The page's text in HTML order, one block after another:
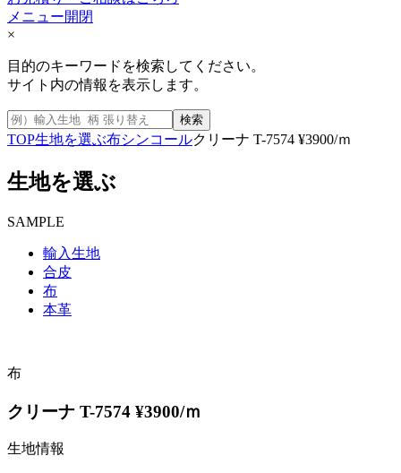
メニュー開閉
×
目的のキーワードを検索してください。
サイト内の情報を表示します。
検索
TOP生地を選ぶ布シンコールクリーナ T-7574 ¥3900/ｍ
生地を選ぶ
SAMPLE
輸入生地
合皮
布
本革
布
クリーナ T-7574 ¥3900/ｍ
生地情報